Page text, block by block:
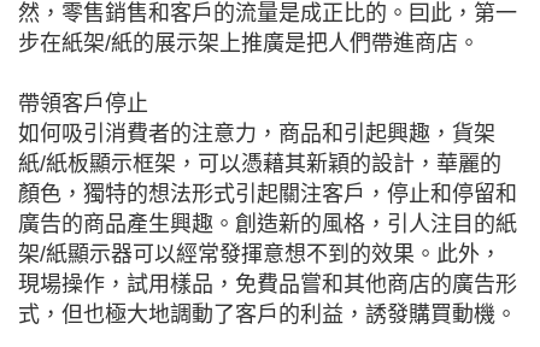
然，零售銷售和客戶的流量是成正比的。囙此，第一
步在紙架/紙的展示架上推廣是把人們帶進商店。
帶領客戶停止
如何吸引消費者的注意力，商品和引起興趣，貨架
紙/紙板顯示框架，可以憑藉其新穎的設計，華麗的
顏色，獨特的想法形式引起關注客戶，停止和停留和
廣告的商品產生興趣。創造新的風格，引人注目的紙
架/紙顯示器可以經常發揮意想不到的效果。此外，
現場操作，試用樣品，免費品嘗和其他商店的廣告形
式，但也極大地調動了客戶的利益，誘發購買動機。